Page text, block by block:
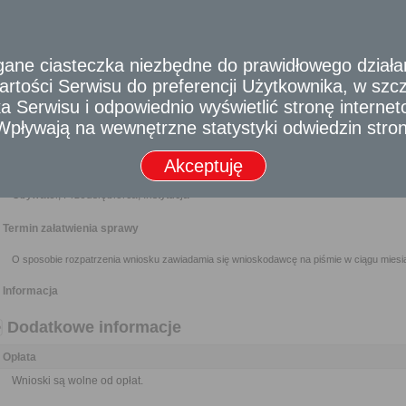
Nikt nie może być narażony na jakikolwiek uszczerbek lub zarzut z
dostarczenia materiału do publikacji o znamionach wniosku, jeżeli działał w
Wymagane dokumenty
Obywatel, Przedsiębiorca, Instytucja
Termin załatwienia sprawy
O sposobie rozpatrzenia wniosku zawiadamia się wnioskodawcę na piśmie w ciągu
Informacja
Dodatkowe informacje
Opłata
Wnioski są wolne od opłat.
ciasteczka niezbędne do prawidłowego
Serwisu do preferencji Użytkownika, w
Serwisu i odpowiednio wyświetlić stronę
na wewnętrzne statystyki odwiedzin stron
Akceptuję